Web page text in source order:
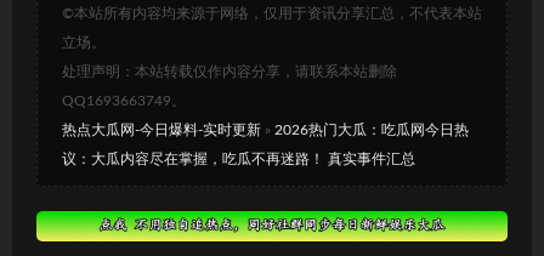
©本站所有内容均来源于网络，仅用于资讯分享汇总，不代表本站
立场。
处理声明：本站转载仅作内容分享，请联系本站删除
QQ1693663749。
热点大瓜网-今日爆料-实时更新 » 2026热门大瓜：吃瓜网今日热
议：大瓜内容尽在掌握，吃瓜不再迷路！ 真实事件汇总